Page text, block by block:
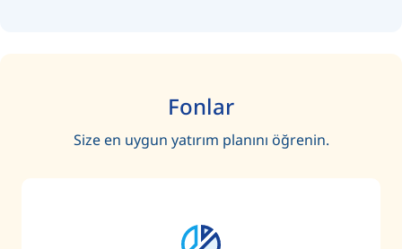
Fonlar
Size en uygun yatırım planını öğrenin.